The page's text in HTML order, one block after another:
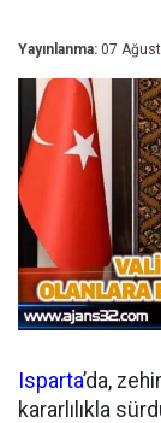
Yayınlanma: 07
Isparta’da,
kararlılıkla